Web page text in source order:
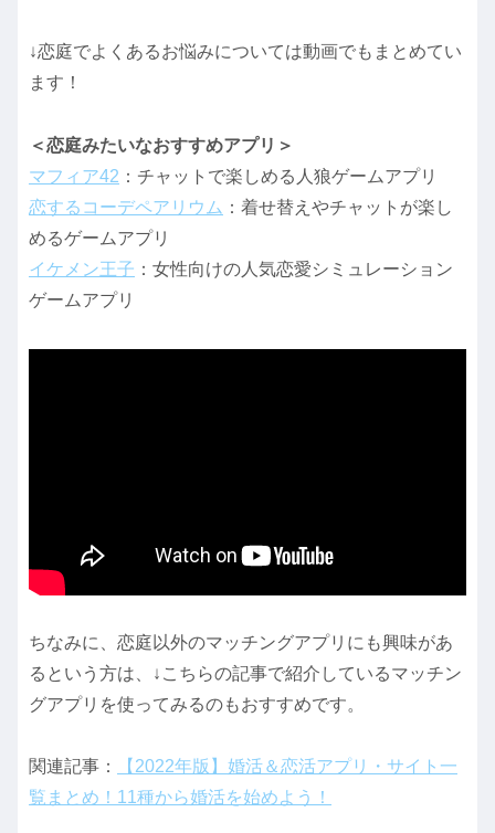
↓恋庭でよくあるお悩みについては動画でもまとめてい
ます！
＜恋庭みたいなおすすめアプリ＞
マフィア42 ：チャットで楽しめる人狼ゲームアプリ
恋するコーデペアリウム ：着せ替えやチャットが楽し
めるゲームアプリ
イケメン王子 ：女性向けの人気恋愛シミュレーション
ゲームアプリ
ちなみに、恋庭以外のマッチングアプリにも興味があ
るという方は、↓こちらの記事で紹介しているマッチン
グアプリを使ってみるのもおすすめです。
関連記事：
【2022年版】婚活＆恋活アプリ・サイト一
覧まとめ！11種から婚活を始めよう！